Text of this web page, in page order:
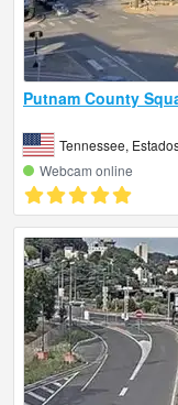
Putnam County
Tennessee,
Webcam online